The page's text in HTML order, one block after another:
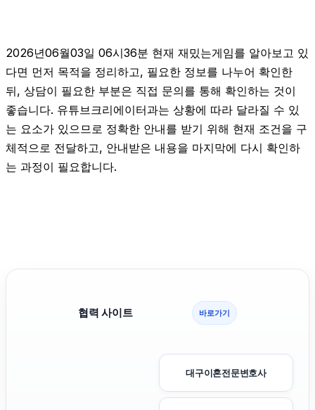
2026년06월03일 06시36분 현재 재밌는게임를 알아보고 있
다면 먼저 목적을 정리하고, 필요한 정보를 나누어 확인한
뒤, 상담이 필요한 부분은 직접 문의를 통해 확인하는 것이
좋습니다. 유튜브크리에이터과는 상황에 따라 달라질 수 있
는 요소가 있으므로 정확한 안내를 받기 위해 현재 조건을 구
체적으로 전달하고, 안내받은 내용을 마지막에 다시 확인하
는 과정이 필요합니다.
협력 사이트 바로가기
대구이혼전문변호사